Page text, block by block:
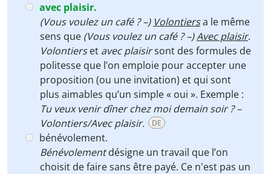
avec plaisir.
(Vous voulez un café ? –) Volontiersa le même
sens que (Vous voulez un café ? –)Avec plaisir.
Volontierset avec plaisirsont des formules de
politesse que l’on emploie pour accepter une
proposition (ou une invitation) et qui sont
plus aimables qu’un simple « oui ». Exemple :
Tu veux venir dîner chez moi demain soir ? –
Volontiers/Avec plaisir.
DE
bénévolement.
Bénévolementdésigne un travail que l’on
choisit de faire sans être payé. Ce n'est pas un